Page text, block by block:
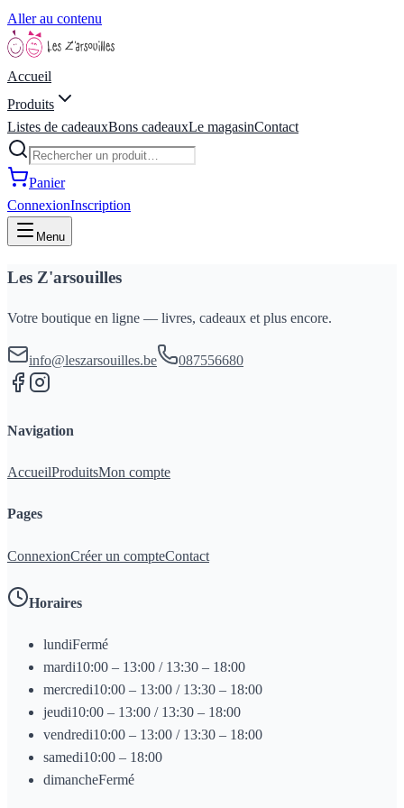
Aller au contenu
Accueil
Produits
Listes de cadeauxBons cadeauxLe magasinContact
Panier
ConnexionInscription
Menu
Les Z'arsouilles
Votre boutique en ligne — livres, cadeaux et plus encore.
info@leszarsouilles.be 087556680
Navigation
AccueilProduitsMon compte
Pages
ConnexionCréer un compteContact
Horaires
lundiFermé
mardi10:00 – 13:00 / 13:30 – 18:00
mercredi10:00 – 13:00 / 13:30 – 18:00
jeudi10:00 – 13:00 / 13:30 – 18:00
vendredi10:00 – 13:00 / 13:30 – 18:00
samedi10:00 – 18:00
dimancheFermé